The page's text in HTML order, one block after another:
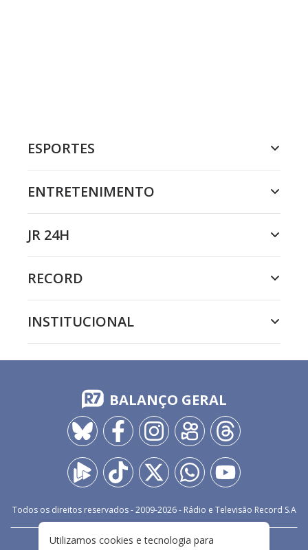
ESPORTES
ENTRETENIMENTO
JR 24H
RECORD
INSTITUCIONAL
BALANÇO GERAL
Todos os direitos reservados - 2009-2026- Rádio e Televisão Record S.A
Utilizamos cookies e tecnologia para